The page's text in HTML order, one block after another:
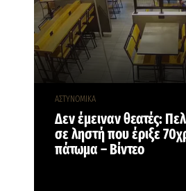
ΑΣΤΥΝΟΜΙΚΑ
Δεν έμειναν θεατές:
σε ληστή που έριξε
πάτωμα – Βίντεο